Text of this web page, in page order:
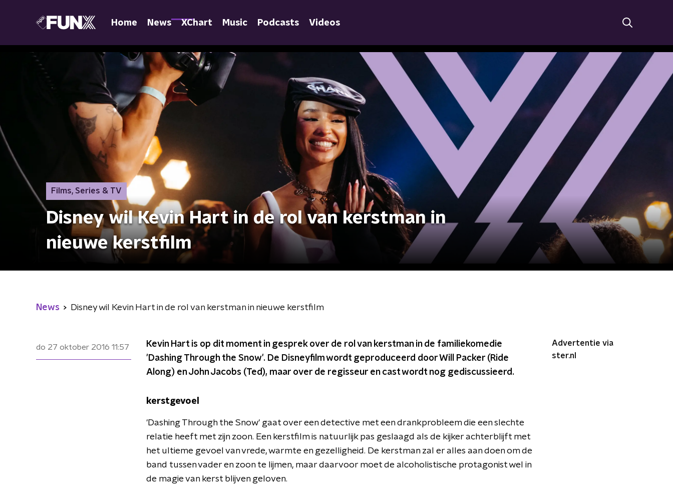
Home News XChart Music Podcasts Videos
Films, Series & TV
Disney wil Kevin Hart in de rol van kerstman in
nieuwe kerstfilm
News Disney wil Kevin Hart in de rol van kerstman in nieuwe kerstfilm
do 27 oktober 2016 11:57
Kevin Hart is op dit moment in gesprek over de rol van kerstman in de familiekomedie
'Dashing Through the Snow'. De Disneyfilm wordt geproduceerd door Will Packer (Ride
Along) en John Jacobs (Ted), maar over de regisseur en cast wordt nog gediscussieerd.
kerstgevoel
'Dashing Through the Snow' gaat over een detective met een drankprobleem die een slechte
relatie heeft met zijn zoon. Een kerstfilm is natuurlijk pas geslaagd als de kijker achterblijft met
het ultieme gevoel van vrede, warmte en gezelligheid. De kerstman zal er alles aan doen om de
band tussen vader en zoon te lijmen, maar daarvoor moet de alcoholistische protagonist wel in
de magie van kerst blijven geloven.
Advertentie via
ster.nl